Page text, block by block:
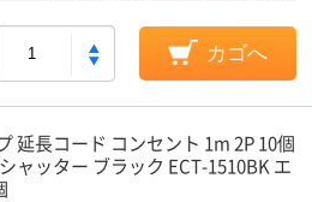
カゴへ
延長コード コンセント 1m 2P 10個
ャッター ブラック ECT-1510BK エ